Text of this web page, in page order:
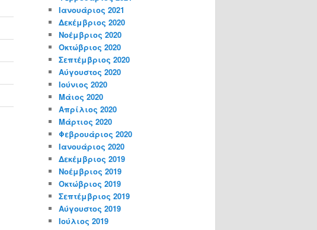
Ιανουάριος 2021
Δεκέμβριος 2020
Νοέμβριος 2020
Οκτώβριος 2020
Σεπτέμβριος 2020
Αύγουστος 2020
Ιούνιος 2020
Μάιος 2020
Απρίλιος 2020
Μάρτιος 2020
Φεβρουάριος 2020
Ιανουάριος 2020
Δεκέμβριος 2019
Νοέμβριος 2019
Οκτώβριος 2019
Σεπτέμβριος 2019
Αύγουστος 2019
Ιούλιος 2019